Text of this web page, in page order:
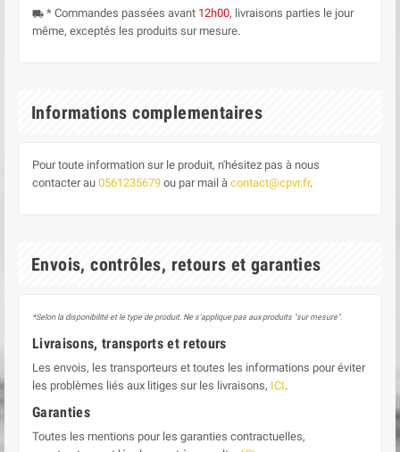
local_shipping * Commandes passées avant 12h00, livraisons parties le jour
même, exceptés les produits sur mesure.
Informations complementaires
Pour toute information sur le produit, n'hésitez pas à nous
contacter au 0561235679 ou par mail à contact@cpvr.fr.
Envois, contrôles, retours et garanties
*Selon la disponibilité et le type de produit. Ne s'applique pas aux produits "sur mesure".
Livraisons, transports et retours
Les envois, les transporteurs et toutes les informations pour éviter
les problèmes liés aux litiges sur les livraisons, ICI.
Garanties
Toutes les mentions pour les garanties contractuelles,